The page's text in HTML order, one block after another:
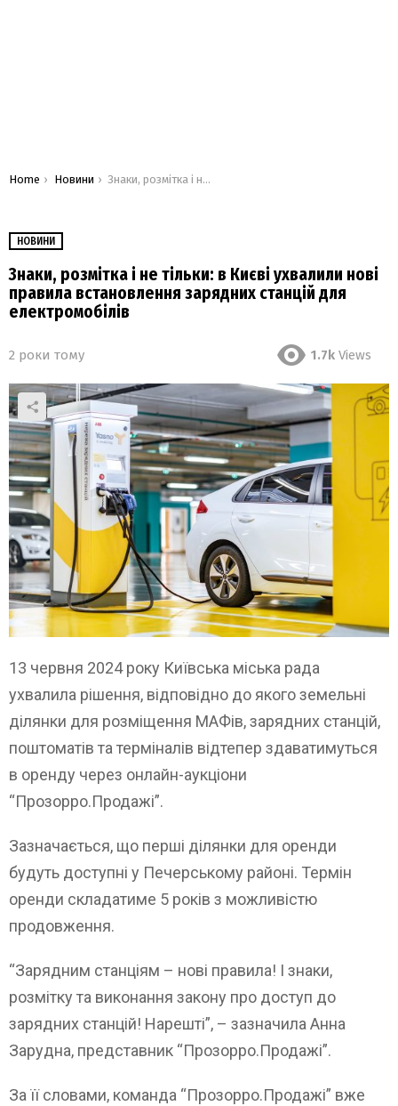
You are here:
Home Новини Знаки, розмітка і не тільки: в Києві ухвалили нові правила встановлення зарядних станцій для електромобілів
НОВИНИ
Знаки, розмітка і не тільки: в Києві ухвалили нові
правила встановлення зарядних станцій для
електромобілів
2 роки тому 1.7k Views
13 червня 2024 року Київська міська рада
ухвалила рішення, відповідно до якого земельні
ділянки для розміщення МАФів, зарядних станцій,
поштоматів та терміналів відтепер здаватимуться
в оренду через онлайн-аукціони
“Прозорро.Продажі”.
Зазначається, що перші ділянки для оренди
будуть доступні у Печерському районі. Термін
оренди складатиме 5 років з можливістю
продовження.
“Зарядним станціям – нові правила! І знаки,
розмітку та виконання закону про доступ до
зарядних станцій! Нарешті”, – зазначила Анна
Зарудна, представник “Прозорро.Продажі”.
За її словами, команда “Прозорро.Продажі” вже